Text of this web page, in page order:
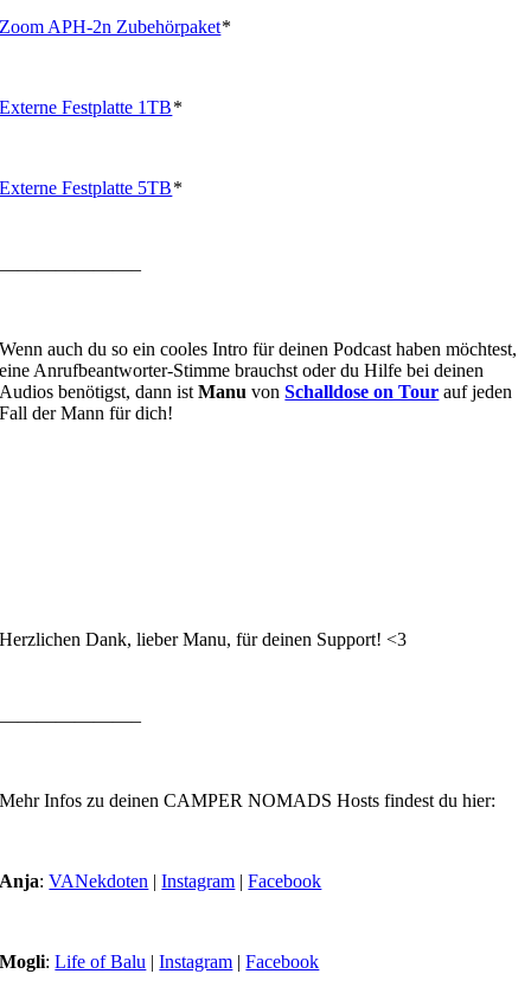
Zoom APH-2n Zubehörpaket*
Externe Festplatte 1TB*
Externe Festplatte 5TB*
———————–
Wenn auch du so ein cooles Intro für deinen Podcast haben möchtest,
eine Anrufbeantworter-Stimme brauchst oder du Hilfe bei deinen
Audios benötigst, dann istManu vonSchalldose on Tour auf jeden
Fall der Mann für dich!
Herzlichen Dank, lieber Manu, für deinen Support! <3
———————–
Mehr Infos zu deinen CAMPER NOMADS Hosts findest du hier:
Anja:VANekdoten |Instagram |Facebook
Mogli:Life of Balu |Instagram |Facebook